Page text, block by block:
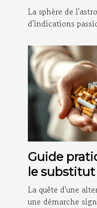
sociale
La sphère de
d'indications
Guide
le
selon vos
La quête d'une
une démarche